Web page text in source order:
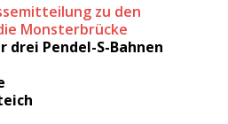
zu den
Monsterbrücke
drei Pendel-S-Bahnen